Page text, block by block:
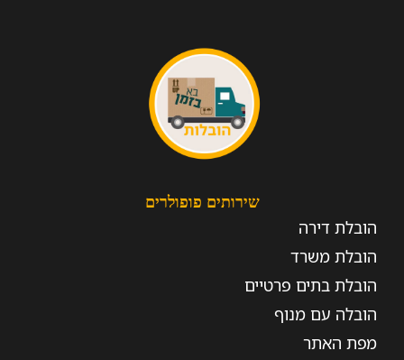
שירותים פופולרים
הובלת דירה
הובלת משרד
הובלת בתים פרטיים
הובלה עם מנוף
מפת האתר